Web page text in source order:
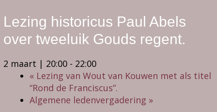
Lezing historicus Paul Abels
over tweeluik Gouds regent.
2 maart | 20:00- 22:00
«Lezing van Wout van Kouwen met als titel
“Rond de Franciscus”.
Algemene ledenvergadering »